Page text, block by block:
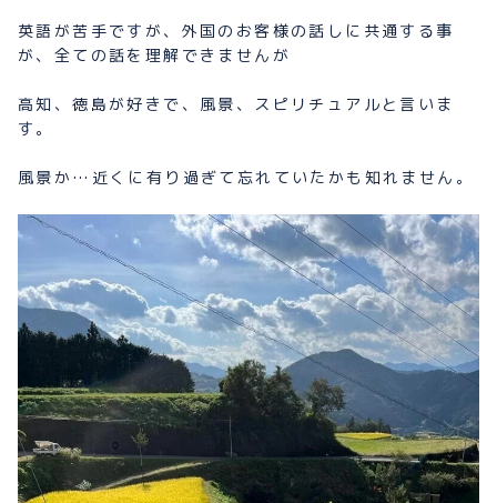
英語が苦手ですが、外国のお客様の話しに共通する事
が、全ての話を理解できませんが
高知、徳島が好きで、風景、スピリチュアルと言いま
す。
風景か…近くに有り過ぎて忘れていたかも知れません。